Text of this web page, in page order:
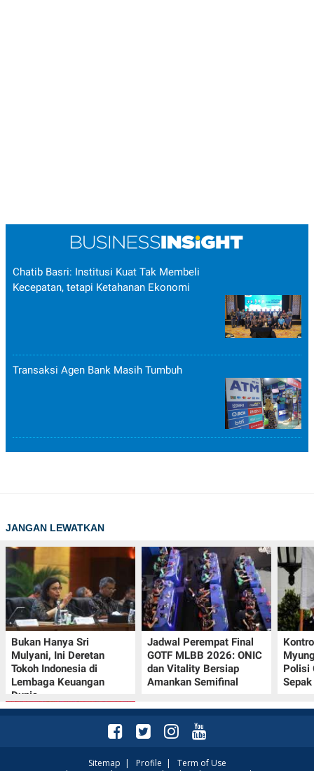
Chatib Basri: Institusi Kuat Tak Membeli
Kecepatan, tetapi Ketahanan Ekonomi
Transaksi Agen Bank Masih Tumbuh
JANGAN LEWATKAN
Bukan Hanya Sri
Mulyani, Ini Deretan
Tokoh Indonesia di
Lembaga Keuangan
Dunia
Jadwal Perempat Final
GOTF MLBB 2026: ONIC
dan Vitality Bersiap
Amankan Semifinal
Polisi
Sitemap | Profile | Term of Use